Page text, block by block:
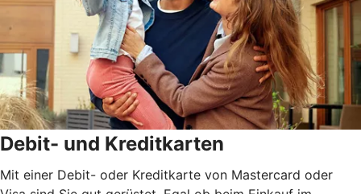
Debit- und Kreditkarten
Mit einer Debit- oder Kreditkarte von Mastercard oder